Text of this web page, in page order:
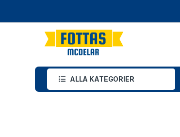
ALLA KATEGORIER